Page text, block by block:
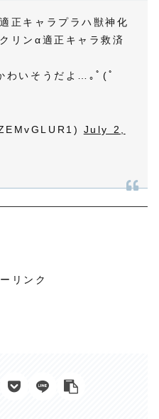
正キャラプラハ獣神化
リンα適正キャラ救済
わいそうだよ…｡ﾟ(ﾟ
July 2,
リンク